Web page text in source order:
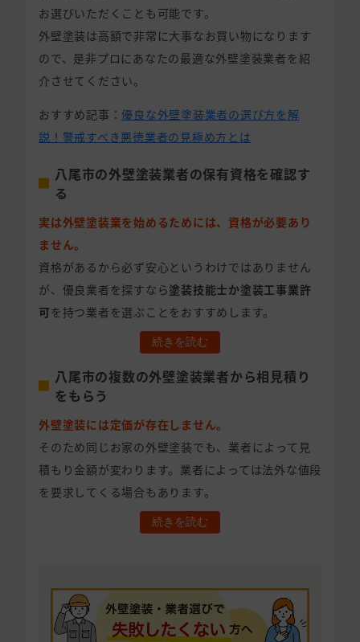
お選びいただくことも可能です。
外壁塗装は高額で非常に大事なお買い物になります
ので、是非プロにあなたの最適な外壁塗装業者を紹
介させてください。
おすすめ記事：優良な外壁塗装業者の選び方を解
説！警戒すべき悪徳業者の見極め方とは
八尾市の外壁塗装業者の保有資格を確認す
る
実は外壁塗装業を始めるためには、資格が必要あり
ません。
資格があるから必ず安心というわけではありません
が、優良業者を探すなら塗装技能士か塗装工事業許
可 を持つ業者を選ぶことをおすすめします。
続きを読む
八尾市の複数の外壁塗装業者から相見積り
をもらう
外壁塗装には定価が存在しません。
そのため同じお家の外壁塗装でも、業者によって見
積もり金額が変わります。業者によっては法外な値段
を要求してくる場合もあります。
続きを読む